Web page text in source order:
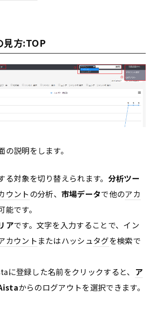
方:TOP
説明をします。
対象を切り替えられます。 分析ツー
ウントの分析、 市場データで他のアカ
能です。
アです。文字を入力することで、イン
カウント またはハッシュタグを検索で
登録した名前をクリックすると、 ア
からのログアウトを選択できます。